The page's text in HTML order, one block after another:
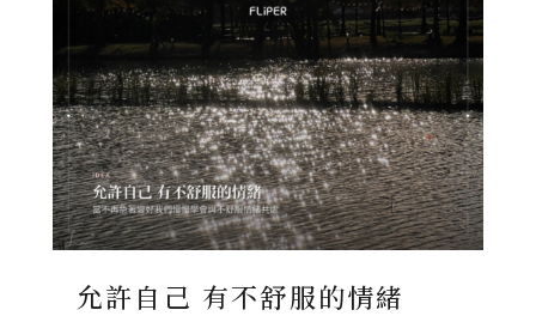
允許自己 有不舒服的情緒